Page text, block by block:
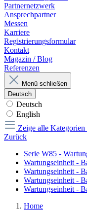
Partnernetzwerk
Ansprechpartner
Messen
Karriere
Registrierungsformular
Kontakt
Magazin / Blog
Referenzen
Menü schließen
Deutsch
Deutsch
English
Zeige alle Kategorien
Zurück
Serie W85 -
Wartungseinheit -
Wartungseinheit -
Wartungseinheit -
Wartungseinheit -
Home